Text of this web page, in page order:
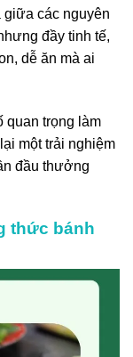
giữa các nguyên
đầy tinh tế,
dễ ăn mà ai
quan trọng làm
một trải nghiệm
đầu thưởng
thức bánh